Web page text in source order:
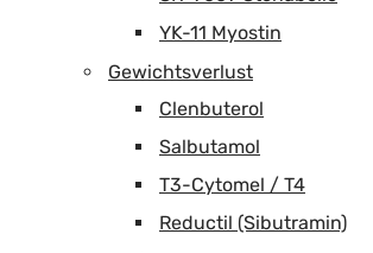
YK-11 Myostin
Gewichtsverlust
Clenbuterol
Salbutamol
T3-Cytomel / T4
Reductil (Sibutramin)